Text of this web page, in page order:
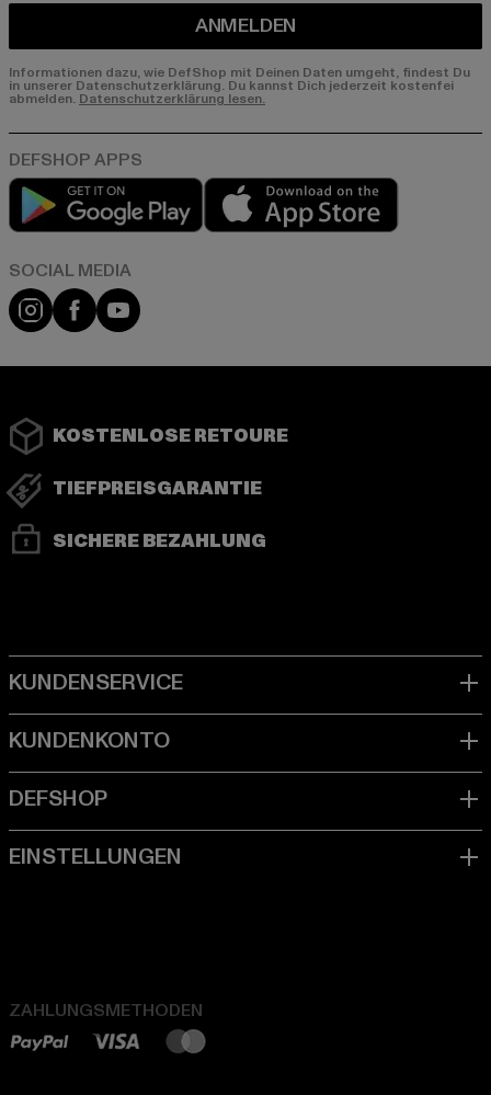
ANMELDEN
Informationen dazu, wie DefShop mit Deinen Daten umgeht, findest Du
in unserer Datenschutzerklärung. Du kannst Dich jederzeit kostenfei
abmelden. Datenschutzerklärung lesen.
Play market
Instagram
FacebookYouTube
KOSTENLOSE RETOURE
TIEFPREISGARANTIE
SICHERE BEZAHLUNG
ZAHLUNGSMETHODEN